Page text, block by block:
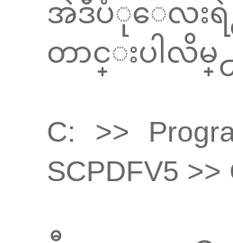
အဲဒီပံုေလးရဲ႕
တာင္းပါလိမ္႕
C: >>
SCPDFV5 >>